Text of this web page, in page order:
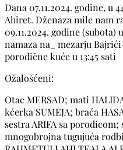
Dana 07.11.2024. godine, u
Ahiret. Dženaza mile nam
09.11.2024. godine
namaza na_ mezarju
porodične kuće u 13:45 sati
Ožalošćeni:
Otac MERSAD; mati
kćerka SUMEJA; braća
sestra ARIFA sa
mnogobrojna tugujuća